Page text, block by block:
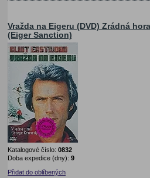
Vražda na Eigeru (DVD) Zrádná hora
(Eiger Sanction)
Katalogové číslo: 0832
Doba expedice (dny): 9
Přidat do oblíbených